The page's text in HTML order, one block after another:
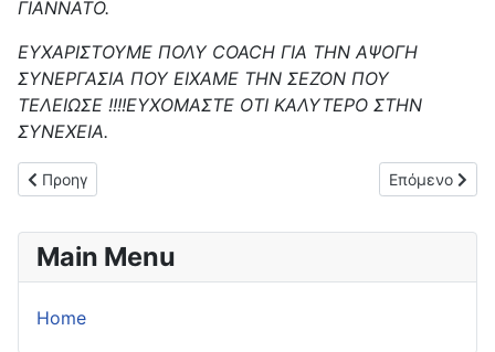
ΓΙΑΝΝΑΤΟ.
ΕΥΧΑΡΙΣΤΟΥΜΕ ΠΟΛΥ COACH ΓΙΑ ΤΗΝ ΑΨΟΓΗ
ΣΥΝΕΡΓΑΣΙΑ ΠΟΥ ΕΙΧΑΜΕ ΤΗΝ ΣΕΖΟΝ ΠΟΥ
ΤΕΛΕΙΩΣΕ !!!!ΕΥΧΟΜΑΣΤΕ ΟΤΙ ΚΑΛΥΤΕΡΟ ΣΤΗΝ
ΣΥΝΕΧΕΙΑ.
Προηγούμενο άρθρο: "Εποχή" Ραψομανίκη στη ΓΕΚ!
Προηγ Επόμενο
Επόμενο
Main Menu
Home